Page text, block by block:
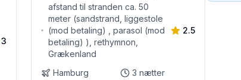
3
afstand til stranden ca. 50
meter (sandstrand, liggestole
(mod betaling) , parasol (mod
betaling) ), rethymnon,
Grækenland
2.5
Hamburg 3 nætter